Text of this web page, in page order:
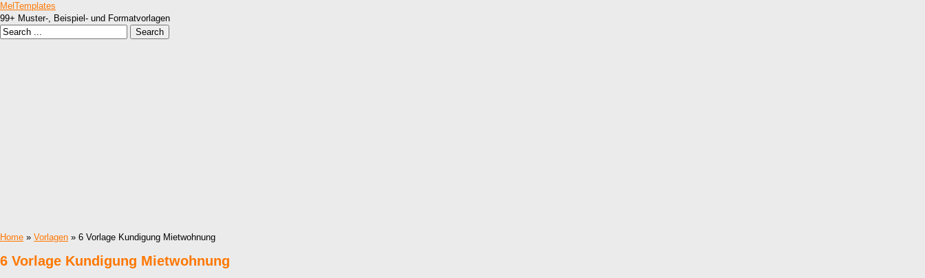
MelTemplates
99+ Muster-, Beispiel- und Formatvorlagen
Home » Vorlagen » 6 Vorlage Kundigung Mietwohnung
6 Vorlage Kundigung Mietwohnung